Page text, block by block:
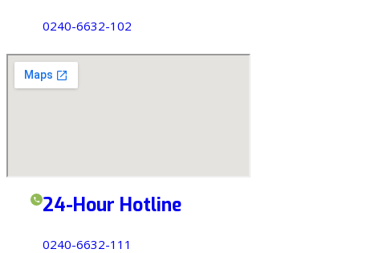
0240-6632-102
24-Hour Hotline
0240-6632-111